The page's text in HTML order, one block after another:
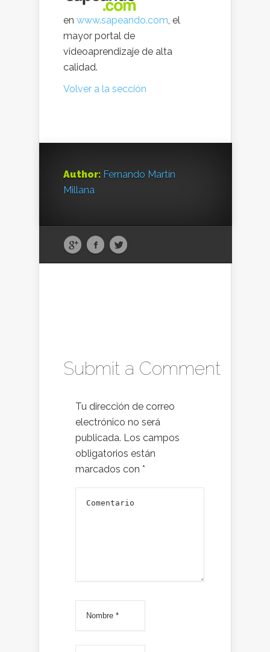
en www.sapeando.com, el
mayor portal de
videoaprendizaje de alta
calidad.
Volver a la sección
Author: Fernando Martín
Millana
Submit a Comment
Tu dirección de correo
electrónico no será
publicada. Los campos
obligatorios están
marcados con *